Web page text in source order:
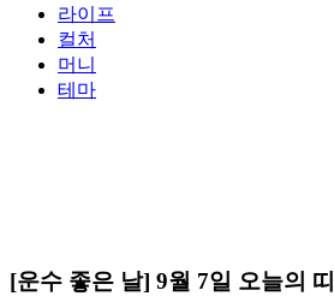
라이프
컬처
머니
테마
[운수 좋은 날] 9월 7일 오늘의